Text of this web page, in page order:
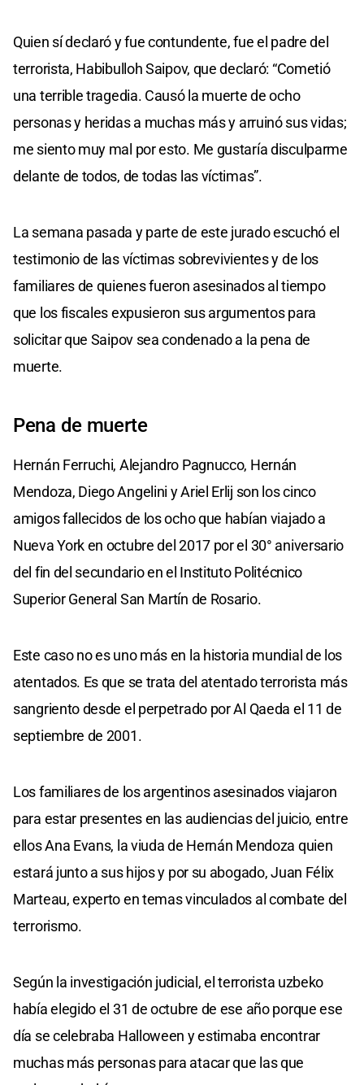
Quien sí declaró y fue contundente, fue el padre del
terrorista, Habibulloh Saipov, que declaró: “Cometió
una terrible tragedia. Causó la muerte de ocho
personas y heridas a muchas más y arruinó sus vidas;
me siento muy mal por esto. Me gustaría disculparme
delante de todos, de todas las víctimas”.
La semana pasada y parte de este jurado escuchó el
testimonio de las víctimas sobrevivientes y de los
familiares de quienes fueron asesinados al tiempo
que los fiscales expusieron sus argumentos para
solicitar que Saipov sea condenado a la pena de
muerte.
Pena de muerte
Hernán Ferruchi, Alejandro Pagnucco, Hernán
Mendoza, Diego Angelini y Ariel Erlij son los cinco
amigos fallecidos de los ocho que habían viajado a
Nueva York en octubre del 2017 por el 30° aniversario
del fin del secundario en el Instituto Politécnico
Superior General San Martín de Rosario.
Este caso no es uno más en la historia mundial de los
atentados. Es que se trata del atentado terrorista más
sangriento desde el perpetrado por Al Qaeda el 11 de
septiembre de 2001.
Los familiares de los argentinos asesinados viajaron
para estar presentes en las audiencias del juicio, entre
ellos Ana Evans, la viuda de Hernán Mendoza quien
estará junto a sus hijos y por su abogado, Juan Félix
Marteau, experto en temas vinculados al combate del
terrorismo.
Según la investigación judicial, el terrorista uzbeko
había elegido el 31 de octubre de ese año porque ese
día se celebraba Halloween y estimaba encontrar
muchas más personas para atacar que las que